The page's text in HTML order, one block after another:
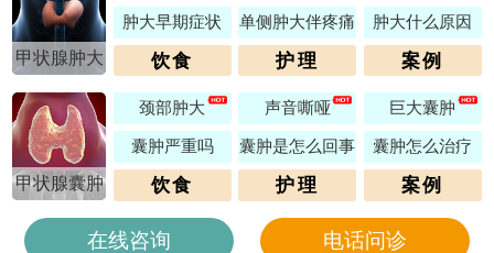
甲状腺肿大
肿大早期症状 单侧肿大伴疼痛 肿大什么原因
饮食 护理 案例
甲状腺囊肿
颈部肿大 声音嘶哑 巨大囊肿
囊肿严重吗 囊肿是怎么回事 囊肿怎么治疗
饮食 护理 案例
在线咨询 电话问诊